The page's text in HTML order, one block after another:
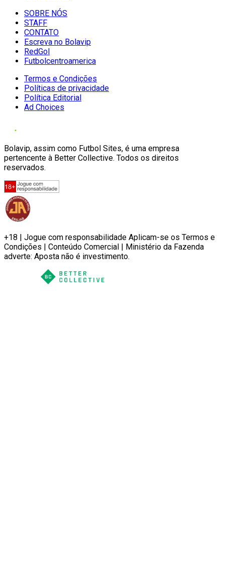
SOBRE NÓS
STAFF
CONTATO
Escreva no Bolavip
RedGol
Futbolcentroamerica
Termos e Condições
Políticas de privacidade
Política Editorial
Ad Choices
Bolavip, assim como Futbol Sites, é uma empresa
pertencente à Better Collective. Todos os direitos
reservados.
+18 | Jogue com responsabilidade Aplicam-se os Termos e
Condições | Conteúdo Comercial | Ministério da Fazenda
adverte: Aposta não é investimento.